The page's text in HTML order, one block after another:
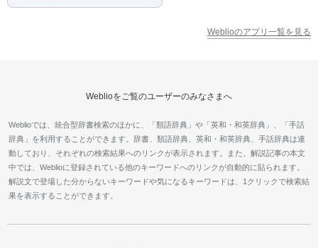
Weblioのアプリ一覧を見る
Weblioをご覧のユーザーのみなさまへ
Weblioでは、統合型辞書検索のほかに、「類語辞典」や「英和・和英辞典」、「手話
辞典」を利用することができます。辞書、類語辞典、英和・和英辞典、手話辞典は連
動しており、それぞれの検索結果へのリンクが表示されます。また、解説記事の本文
中では、Weblioに登録されている他のキーワードへのリンクが自動的に貼られます。
解説文で登場した分からないキーワードや気になるキーワードは、1クリックで検索結
果を表示することができます。